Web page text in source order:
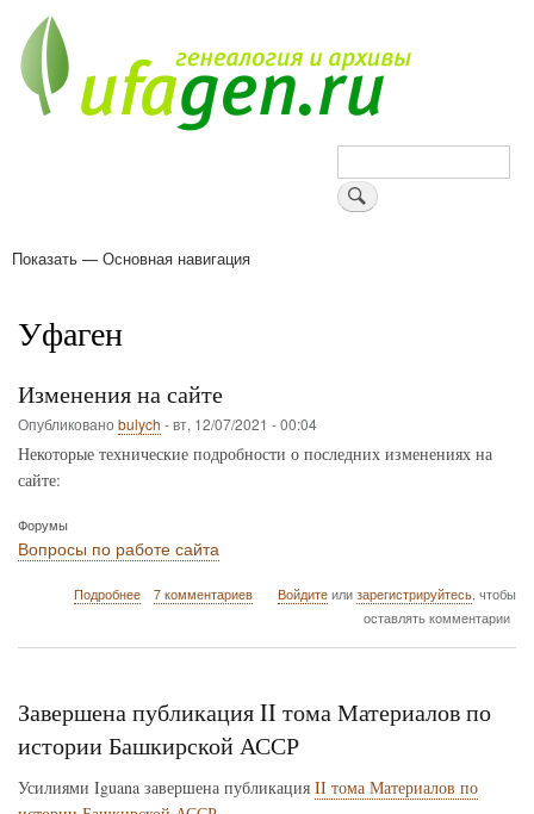
основному
содержанию
Поиск
Основная
Показать — Основная навигация
Уфаген
Изменения на сайте
Опубликовано bulych -вт, 12/07/2021 - 00:04
Некоторые технические подробности о последних изменениях на
сайте:
Форумы
Вопросы по работе сайта
Подробнеео
сайте
7 комментариев Войдите или зарегистрируйтесь , чтобы
оставлять комментарии
Завершена публикация II тома Материалов по
истории Башкирской АССР
Усилиями Iguana завершена публикация II тома Материалов по